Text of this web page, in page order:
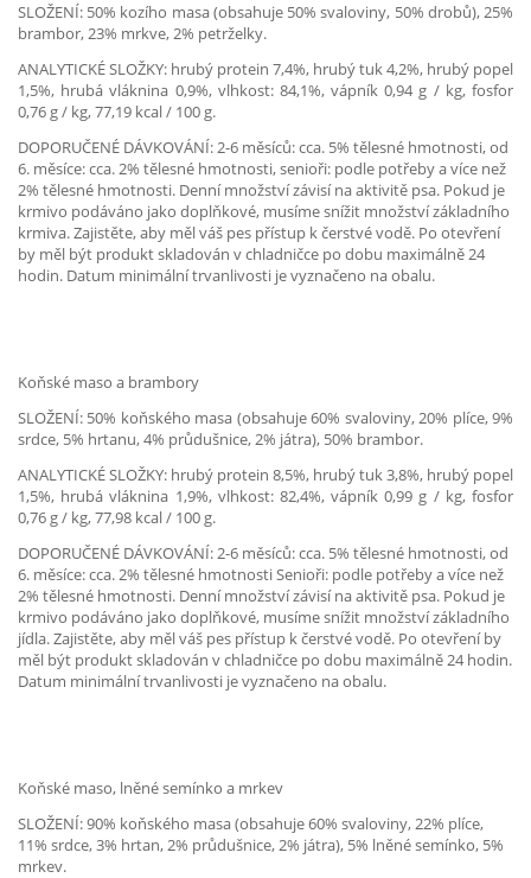
SLOŽENÍ: 50% kozího masa (obsahuje 50% svaloviny, 50% drobů), 25%
brambor, 23% mrkve, 2% petrželky.
ANALYTICKÉ SLOŽKY: hrubý protein 7,4%, hrubý tuk 4,2%, hrubý popel
1,5%, hrubá vláknina 0,9%, vlhkost: 84,1%, vápník 0,94 g / kg, fosfor
0,76 g / kg, 77,19 kcal / 100 g.
DOPORUČENÉ DÁVKOVÁNÍ: 2-6 měsíců: cca. 5% tělesné hmotnosti, od
6. měsíce: cca. 2% tělesné hmotnosti, senioři: podle potřeby a více než
2% tělesné hmotnosti. Denní množství závisí na aktivitě psa. Pokud je
krmivo podáváno jako doplňkové, musíme snížit množství základního
krmiva. Zajistěte, aby měl váš pes přístup k čerstvé vodě. Po otevření
by měl být produkt skladován v chladničce po dobu maximálně 24
hodin. Datum minimální trvanlivosti je vyznačeno na obalu.
Koňské maso a brambory
SLOŽENÍ: 50% koňského masa (obsahuje 60% svaloviny, 20% plíce, 9%
srdce, 5% hrtanu, 4% průdušnice, 2% játra), 50% brambor.
ANALYTICKÉ SLOŽKY: hrubý protein 8,5%, hrubý tuk 3,8%, hrubý popel
1,5%, hrubá vláknina 1,9%, vlhkost: 82,4%, vápník 0,99 g / kg, fosfor
0,76 g / kg, 77,98 kcal / 100 g.
DOPORUČENÉ DÁVKOVÁNÍ: 2-6 měsíců: cca. 5% tělesné hmotnosti, od
6. měsíce: cca. 2% tělesné hmotnosti Senioři: podle potřeby a více než
2% tělesné hmotnosti. Denní množství závisí na aktivitě psa. Pokud je
krmivo podáváno jako doplňkové, musíme snížit množství základního
jídla. Zajistěte, aby měl váš pes přístup k čerstvé vodě. Po otevření by
měl být produkt skladován v chladničce po dobu maximálně 24 hodin.
Datum minimální trvanlivosti je vyznačeno na obalu.
Koňské maso, lněné semínko a mrkev
SLOŽENÍ: 90% koňského masa (obsahuje 60% svaloviny, 22% plíce,
11% srdce, 3% hrtan, 2% průdušnice, 2% játra), 5% lněné semínko, 5%
mrkev.